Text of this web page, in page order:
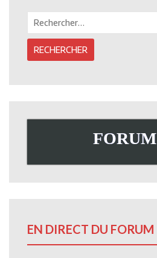
FORUM
EN DIRECT DU FORUM